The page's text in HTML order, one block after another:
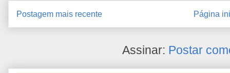
Postagem mais recente Página
Assinar: Postar